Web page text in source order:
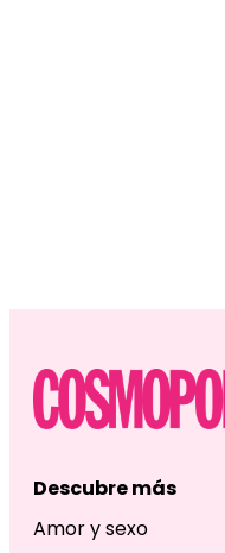
Descubre más
Amor y sexo